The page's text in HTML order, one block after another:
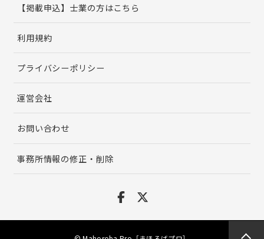
【掲載申込】士業の方はこちら
利用規約
プライバシーポリシー
運営会社
お問い合わせ
事務所情報の修正・削除